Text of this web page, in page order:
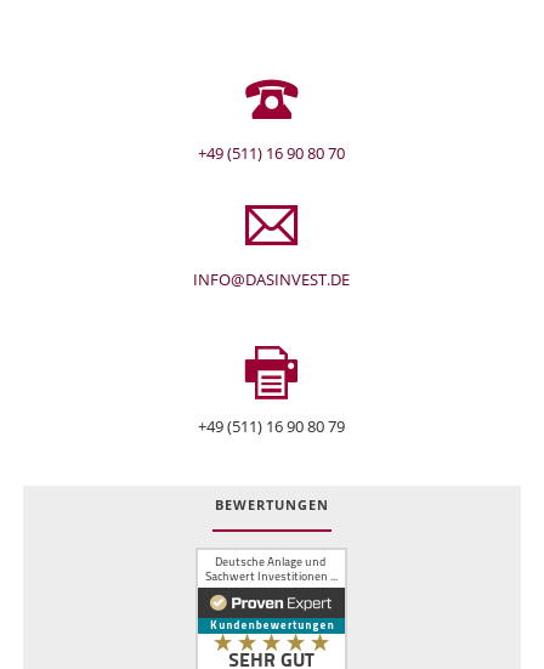
+49 (511) 16 90 80 70
INFO@DASINVEST.DE
+49 (511) 16 90 80 79
BEWERTUNGEN